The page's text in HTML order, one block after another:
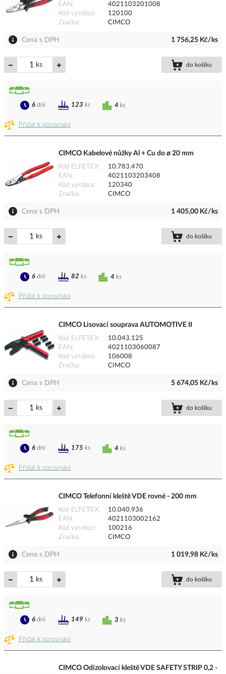
EAN
4021103201008
Kód výrobce
120100
Značka
CIMCO
Cena s DPH 1 756,25 Kč/ks
ks do košíku
Přidat k porovnání
4 ks
6 dní 123 ks
CIMCO Kabelové nůžky Al + Cu do ø 20 mm
Kód ELFETEX
10.783.470
EAN
4021103203408
Kód výrobce
120340
Značka
CIMCO
Cena s DPH 1 405,00 Kč/ks
ks do košíku
Přidat k porovnání
4 ks
6 dní 82 ks
CIMCO Lisovací souprava AUTOMOTIVE II
Kód ELFETEX
10.043.125
EAN
4021103060087
Kód výrobce
106008
Značka
CIMCO
Cena s DPH 5 674,05 Kč/ks
ks do košíku
Přidat k porovnání
4 ks
6 dní 175 ks
CIMCO Telefonní kleště VDE rovné - 200 mm
Kód ELFETEX
10.040.936
EAN
4021103002162
Kód výrobce
100216
Značka
CIMCO
Cena s DPH 1 019,98 Kč/ks
ks do košíku
Přidat k porovnání
3 ks
6 dní 149 ks
CIMCO Odizolovací kleště VDE SAFETY STRIP 0,2 -